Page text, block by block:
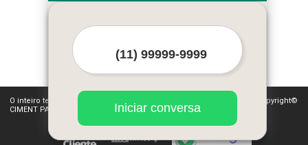
O inteiro teor deste site está sujeito à proteção de direitos autorais. Copyright©
CIMENT PAV (Lei 9610 de 19/02/1998)Iniciar conversa